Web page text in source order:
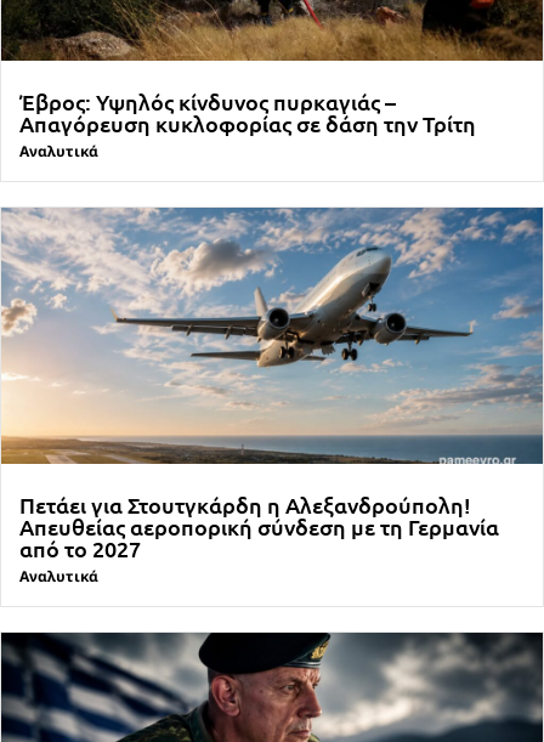
Έβρος: Υψηλός κίνδυνος πυρκαγιάς –
Απαγόρευση κυκλοφορίας σε δάση την Τρίτη
Αναλυτικά
Πετάει για Στουτγκάρδη η Αλεξανδρούπολη!
Απευθείας αεροπορική σύνδεση με τη Γερμανία
από το 2027
Αναλυτικά